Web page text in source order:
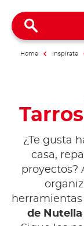
Home Inspírate
¿Te gusta
casa,
proyectos?
herramientas
de